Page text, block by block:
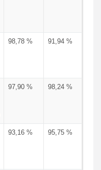
98,78 % 91,94 %
97,90 % 98,24 %
93,16 % 95,75 %